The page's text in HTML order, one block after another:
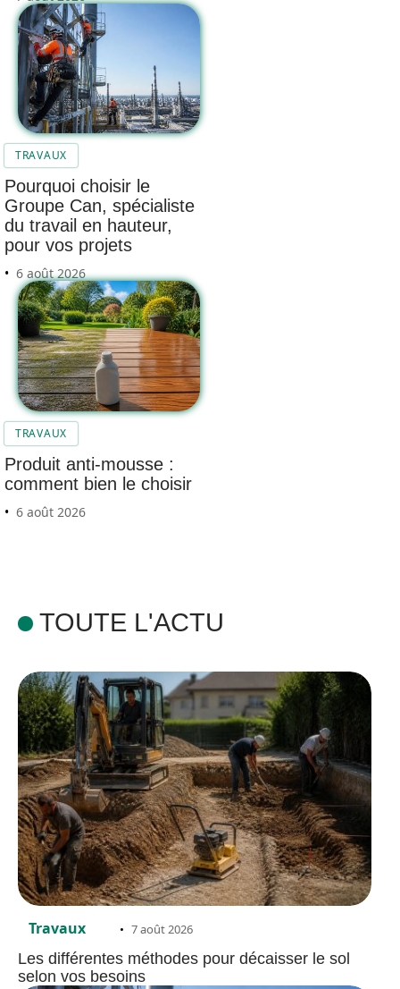
TRAVAUX
Pourquoi choisir le
Groupe Can, spécialiste
du travail en hauteur,
pour vos projets
6 août 2026
TRAVAUX
Produit anti-mousse :
comment bien le choisir
6 août 2026
TOUTE L'ACTU
Travaux 7 août 2026
Les différentes méthodes pour décaisser le sol
selon vos besoins